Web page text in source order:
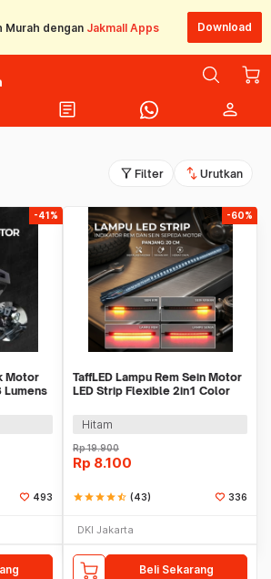
Murah dengan Jakmall Apps Download
article person
filter_alt Filter swap_vert Urutkan
-41%
Motor
Lumens
493
-60%
TaffLED Lampu Rem Sein Motor
LED Strip Flexible 2in1 Color
Hitam
Rp19.900
Rp 8.100
starstarstarstarstar_half (43) 336
DKI Jakarta
Beli Sekarang